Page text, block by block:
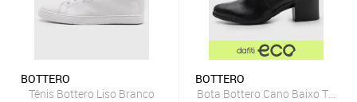
BOTTERO
Tênis Bottero Liso Branco
BOTTERO
Bota Bottero Cano Baixo